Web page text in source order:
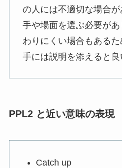
の人には不適切な場合
手や場面を選ぶ必要が
わりにくい場合もある
手には説明を添えると良
PPL2 と近い意味の表現
Catch up